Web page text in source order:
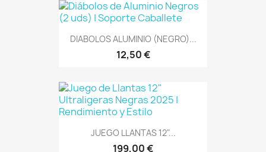
DIABOLOS ALUMINIO (NEGRO)...
12,50 €
JUEGO LLANTAS 12"...
199,00 €